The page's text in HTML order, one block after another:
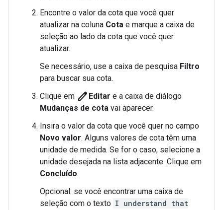
Encontre o valor da cota que você quer
atualizar na coluna Cota e marque a caixa de
seleção ao lado da cota que você quer
atualizar.
Se necessário, use a caixa de pesquisa Filtro
para buscar sua cota.
Clique em create Editar e a caixa de diálogo
Mudanças de cota vai aparecer.
Insira o valor da cota que você quer no campo
Novo valor. Alguns valores de cota têm uma
unidade de medida. Se for o caso, selecione a
unidade desejada na lista adjacente. Clique em
Concluído.
Opcional: se você encontrar uma caixa de
seleção com o texto I understand that